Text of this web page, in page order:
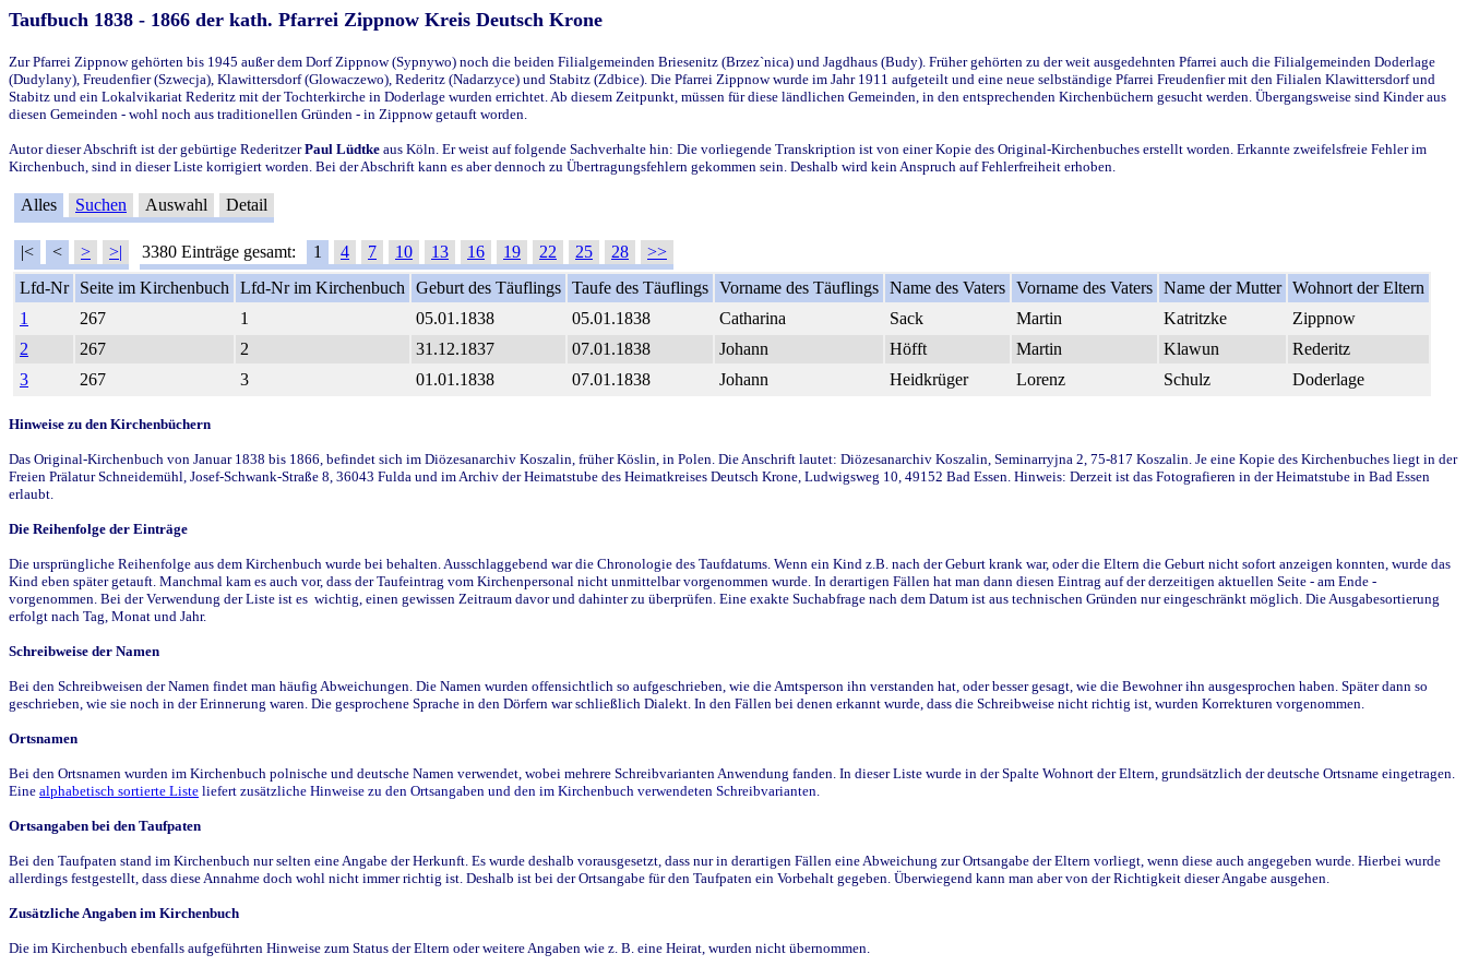
Taufbuch 1838 - 1866 der kath. Pfarrei Zippnow Kreis Deutsch Krone
Zur Pfarrei Zippnow gehörten bis 1945 außer dem Dorf Zippnow (Sypnywo) noch die beiden Filialgemeinden Briesenitz (Brzez`nica) und Jagdhaus (Budy). Früher gehörten zu der weit ausgedehnten Pfarrei auch die Filialgemeinden Doderlage
(Dudylany), Freudenfier (Szwecja), Klawittersdorf (Glowaczewo), Rederitz (Nadarzyce) und Stabitz (Zdbice). Die Pfarrei Zippnow wurde im Jahr 1911 aufgeteilt und eine neue selbständige Pfarrei Freudenfier mit den Filialen Klawittersdorf und
Stabitz und ein Lokalvikariat Rederitz mit der Tochterkirche in Doderlage wurden errichtet. Ab diesem Zeitpunkt, müssen für diese ländlichen Gemeinden, in den entsprechenden Kirchenbüchern gesucht werden. Übergangsweise sind Kinder aus
diesen Gemeinden - wohl noch aus traditionellen Gründen - in Zippnow getauft worden.
Autor dieser Abschrift ist der gebürtige RederitzerPaul Lüdtke aus Köln. Er weist auf folgende Sachverhalte hin: Die vorliegende Transkription ist von einer Kopie des Original-Kirchenbuches erstellt worden. Erkannte zweifelsfreie Fehler im
Kirchenbuch, sind in dieser Liste korrigiert worden. Bei der Abschrift kann es aber dennoch zu Übertragungsfehlern gekommen sein. Deshalb wird kein Anspruch auf Fehlerfreiheit erhoben.
Alles Suchen Auswahl Detail
|< < > >| 3380 Einträge gesamt: 1 4 7 10 13 16 19 22 25 28
>>
Lfd-Nr
Seite im Kirchenbuch Lfd-Nr im Kirchenbuch Geburt des Täuflings Taufe des Täuflings Vorname des Täuflings Name des Vaters Vorname des Vaters Name der Mutter Wohnort der Eltern
1
267 1 05.01.1838 05.01.1838 Catharina Sack Martin Katritzke
Zippnow
2
267 2 31.12.1837 07.01.1838 Johann Höfft Martin Klawun
Rederitz
3
267 3 01.01.1838 07.01.1838 Johann Heidkrüger Lorenz Schulz Doderlage
Hinweise zu den Kirchenbüchern
Das Original-Kirchenbuch von Januar 1838 bis 1866, befindet sich im Diözesanarchiv Koszalin, früher Köslin, in Polen. Die Anschrift lautet: Diözesanarchiv Koszalin, Seminarryjna 2, 75-817 Koszalin. Je eine Kopie des Kirchenbuches liegt in der
Freien Prälatur Schneidemühl, Josef-Schwank-Straße 8, 36043 Fulda und im Archiv der Heimatstube des Heimatkreises Deutsch Krone, Ludwigsweg 10, 49152 Bad Essen. Hinweis: Derzeit ist das Fotografieren in der Heimatstube in Bad Essen
erlaubt.
Die Reihenfolge der Einträge
Die ursprüngliche Reihenfolge aus dem Kirchenbuch wurde bei behalten. Ausschlaggebend war die Chronologie des Taufdatums. Wenn ein Kind z.B. nach der Geburt krank war, oder die Eltern die Geburt nicht sofort anzeigen konnten, wurde das
Kind eben später getauft. Manchmal kam es auch vor, dass der Taufeintrag vom Kirchenpersonal nicht unmittelbar vorgenommen wurde. In derartigen Fällen hat man dann diesen Eintrag auf der derzeitigen aktuellen Seite - am Ende -
vorgenommen. Bei der Verwendung der Liste ist es wichtig, einen gewissen Zeitraum davor und dahinter zu überprüfen. Eine exakte Suchabfrage nach dem Datum ist aus technischen Gründen nur eingeschränkt möglich. Die Ausgabesortierung
erfolgt nach Tag, Monat und Jahr.
Schreibweise der Namen
Bei den Schreibweisen der Namen findet man häufig Abweichungen. Die Namen wurden offensichtlich so aufgeschrieben, wie die Amtsperson ihn verstanden hat, oder besser gesagt, wie die Bewohner ihn ausgesprochen haben. Später dann so
geschrieben, wie sie noch in der Erinnerung waren. Die gesprochene Sprache in den Dörfern war schließlich Dialekt. In den Fällen bei denen erkannt wurde, dass die Schreibweise nicht richtig ist, wurden Korrekturen vorgenommen.
Ortsnamen
Bei den Ortsnamen wurden im Kirchenbuch polnische und deutsche Namen verwendet, wobei mehrere Schreibvarianten Anwendung fanden. In dieser Liste wurde in der Spalte Wohnort der Eltern, grundsätzlich der deutsche Ortsname eingetragen.
Eine alphabetisch sortierte Liste liefert zusätzliche Hinweise zu den Ortsangaben und den im Kirchenbuch verwendeten Schreibvarianten.
Ortsangaben bei den Taufpaten
Bei den Taufpaten stand im Kirchenbuch nur selten eine Angabe der Herkunft. Es wurde deshalb vorausgesetzt, dass nur in derartigen Fällen eine Abweichung zur Ortsangabe der Eltern vorliegt, wenn diese auch angegeben wurde. Hierbei wurde
allerdings festgestellt, dass diese Annahme doch wohl nicht immer richtig ist. Deshalb ist bei der Ortsangabe für den Taufpaten ein Vorbehalt gegeben. Überwiegend kann man aber von der Richtigkeit dieser Angabe ausgehen.
Zusätzliche Angaben im Kirchenbuch
Die im Kirchenbuch ebenfalls aufgeführten Hinweise zum Status der Eltern oder weitere Angaben wie z. B. eine Heirat, wurden nicht übernommen.